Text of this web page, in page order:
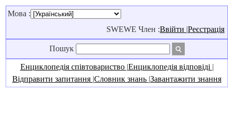
Мова :
SWEWE Член :Ввійти |Реєстрація
Пошук
Енциклопедія співтовариство |Енциклопедія відповіді |
Відправити запитання |Словник знань |Завантажити знання